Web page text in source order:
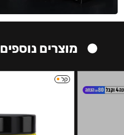
מוצרים נוספים
קל